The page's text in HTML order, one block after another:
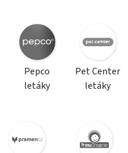
Pepco
letáky
Pet Center
letáky